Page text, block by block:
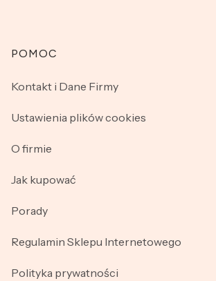
Linki w stopce
POMOC
Kontakt i Dane Firmy
Ustawienia plików cookies
O firmie
Jak kupować
Porady
Regulamin Sklepu Internetowego
Polityka prywatności